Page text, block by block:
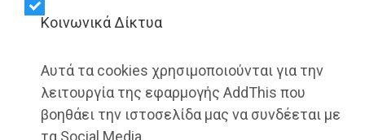
Kοινωνικά Δίκτυα
Αυτά τα cookies χρησιμοποιούνται για την
λειτουργία της εφαρμογής AddThis που
βοηθάει την ιστοσελίδα μας να συνδέεται με
τα Social Media.
Βούλα - ΑΥΤΟΔΙΟΙΚΗΣΗ